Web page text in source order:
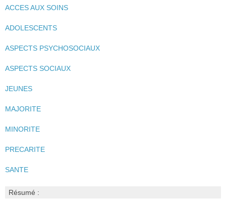
ACCES AUX SOINS
ADOLESCENTS
ASPECTS PSYCHOSOCIAUX
ASPECTS SOCIAUX
JEUNES
MAJORITE
MINORITE
PRECARITE
SANTE
Résumé :